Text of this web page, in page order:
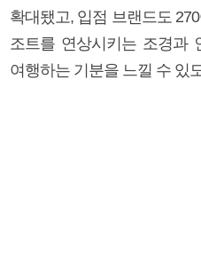
확대됐고, 입점 브랜드도
조트를 연상시키는 조경과
여행하는 기분을 느낄 수 있